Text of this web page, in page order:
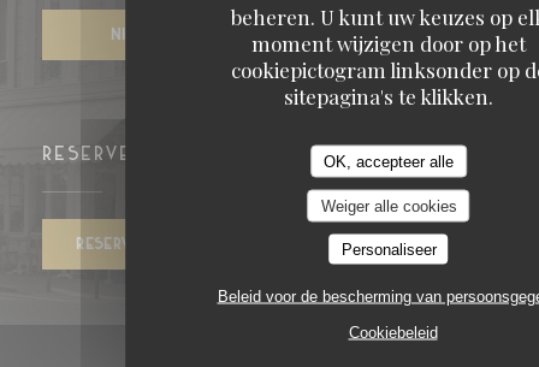
beheren. U kunt uw keuzes op
moment wijzigen door op het
cookiepictogram linksonder op
sitepagina's te klikken.
OK, accepteer alle
Weiger alle cookies
Personaliseer
Beleid voor de bescherming van
Cookiebeleid
NIEUWSBRIEF
RESERVERING
RESERVEER EEN TAFEL